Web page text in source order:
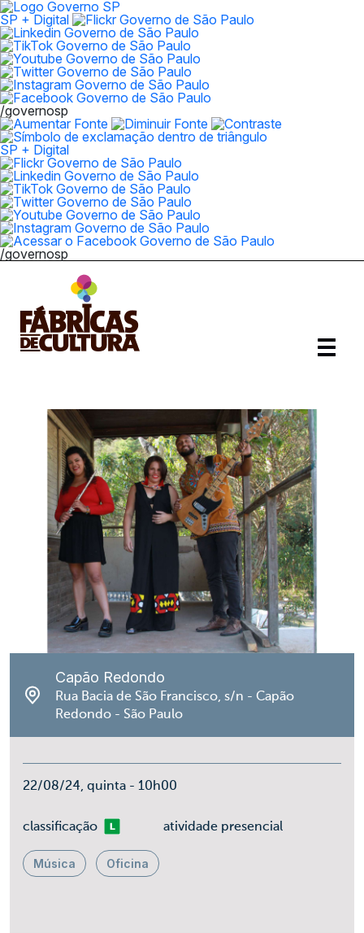
SP + Digital
/governosp
SP + Digital
/governosp
Capão Redondo
Rua Bacia de São Francisco, s/n - Capão
Redondo - São Paulo
22/08/24, quinta - 10h00
classificaçãoLivre atividade presencial
Música Oficina